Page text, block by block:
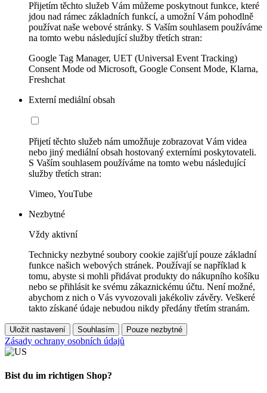
Přijetím těchto služeb Vám můžeme poskytnout funkce, které
jdou nad rámec základních funkcí, a umožní Vám pohodlně
používat naše webové stránky. S Vaším souhlasem používáme
na tomto webu následující služby třetích stran:
Google Tag Manager, UET (Universal Event Tracking)
Consent Mode od Microsoft, Google Consent Mode, Klarna,
Freshchat
Externí mediální obsah
Přijetí těchto služeb nám umožňuje zobrazovat Vám videa
nebo jiný mediální obsah hostovaný externími poskytovateli.
S Vaším souhlasem používáme na tomto webu následující
služby třetích stran:
Vimeo, YouTube
Nezbytné
Vždy aktivní
Technicky nezbytné soubory cookie zajišťují pouze základní
funkce našich webových stránek. Používají se například k
tomu, abyste si mohli přidávat produkty do nákupního košíku
nebo se přihlásit ke svému zákaznickému účtu. Není možné,
abychom z nich o Vás vyvozovali jakékoliv závěry. Veškeré
takto získané údaje nebudou nikdy předány třetím stranám.
Uložit nastavení Souhlasím Pouze nezbytné
Zásady ochrany osobních údajů
Bist du im richtigen Shop?